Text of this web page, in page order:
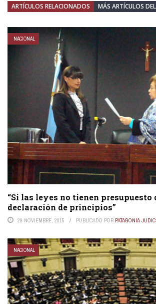
ARTÍCULOS RELACIONADOS MÁS ARTÍCULOS
NACIONAL
“Si las leyes no tienen presupuesto
declaración de principios”
29 NOVIEMBRE, 2015 PUBLICADO POR PATAGONIA
NACIONAL